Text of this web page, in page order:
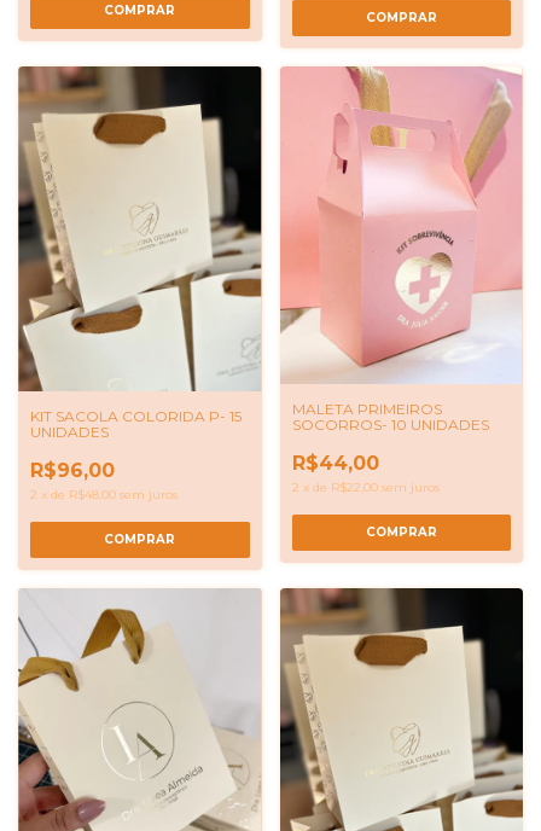
KIT SACOLA COLORIDA P- 15
UNIDADES
R$96,00
2 x de R$48,00 sem juros
COMPRAR
MALETA PRIMEIROS
SOCORROS- 10 UNIDADES
R$44,00
2 x de R$22,00 sem juros